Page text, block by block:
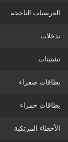
العرضيات الناجحة
تدخلات
تشتيتات
بطاقات صفراء
بطاقات حمراء
الأخطاء المرتكبة